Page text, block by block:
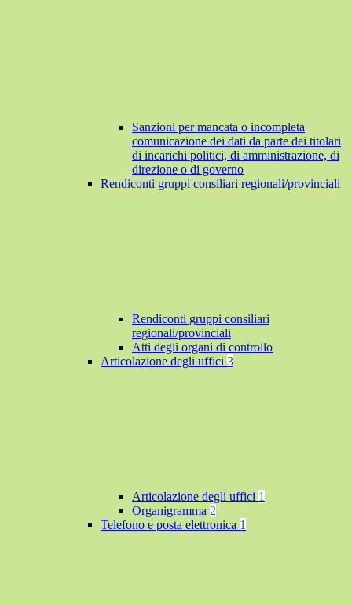
Sanzioni per mancata o incompleta
comunicazione dei dati da parte dei titolari
di incarichi politici, di amministrazione, di
direzione o di governo
Rendiconti gruppi consiliari regionali/provinciali
Rendiconti gruppi consiliari
regionali/provinciali
Atti degli organi di controllo
Articolazione degli uffici 3
Articolazione degli uffici 1
Organigramma 2
Telefono e posta elettronica 1